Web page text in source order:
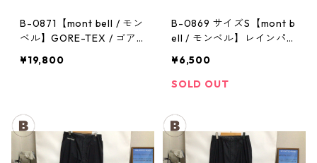
B-0871【mont bell / モン
ベル】GORE-TEX / ゴア
ト：ストームクルーザー
¥19,800
B-0869 サイズS【mont b
ell / モンベル】レインパン
ズ
¥6,500
SOLD OUT